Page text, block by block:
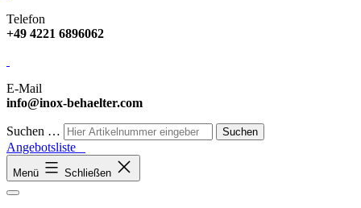
Telefon
+49 4221 6896062
E-Mail
info@inox-behaelter.com
Suchen …
Angebotsliste
Menü Schließen